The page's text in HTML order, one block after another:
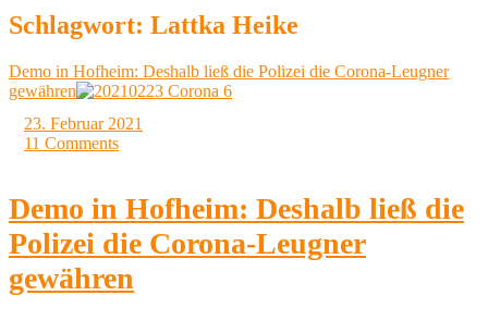
Schlagwort: Lattka Heike
Demo in Hofheim: Deshalb ließ die Polizei die Corona-Leugner
gewähren
23. Februar 2021
11 Comments
Demo in Hofheim: Deshalb ließ die
Polizei die Corona-Leugner
gewähren